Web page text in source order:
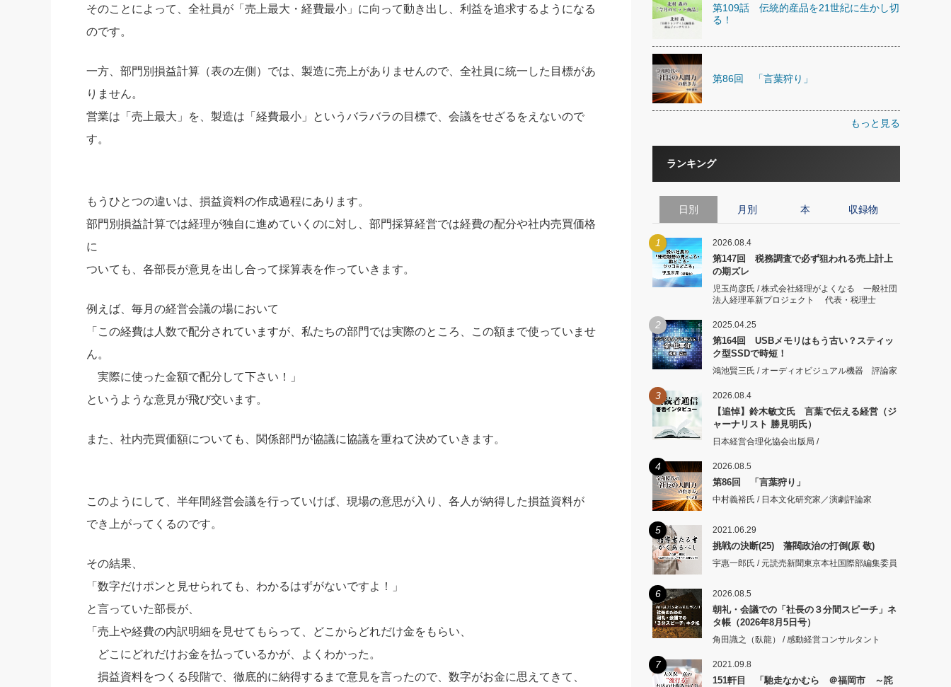
そのことによって、全社員が「売上最大・経費最小」に向って動き出し、利益を追求するようになる
のです。
一方、部門別損益計算（表の左側）では、製造に売上がありませんので、全社員に統一した目標があ
りません。
営業は「売上最大」を、製造は「経費最小」というバラバラの目標で、会議をせざるをえないので
す。
もうひとつの違いは、損益資料の作成過程にあります。
部門別損益計算では経理が独自に進めていくのに対し、部門採算経営では経費の配分や社内売買価格
に
ついても、各部長が意見を出し合って採算表を作っていきます。
例えば、毎月の経営会議の場において
「この経費は人数で配分されていますが、私たちの部門では実際のところ、この額まで使っていませ
ん。
実際に使った金額で配分して下さい！」
というような意見が飛び交います。
また、社内売買価額についても、関係部門が協議に協議を重ねて決めていきます。
このようにして、半年間経営会議を行っていけば、現場の意思が入り、各人が納得した損益資料が
でき上がってくるのです。
その結果、
「数字だけポンと見せられても、わかるはずがないですよ！」
と言っていた部長が、
「売上や経費の内訳明細を見せてもらって、どこからどれだけ金をもらい、
どこにどれだけお金を払っているかが、よくわかった。
損益資料をつくる段階で、徹底的に納得するまで意見を言ったので、数字がお金に思えてきて、
第109話 伝統的産品を21世紀に生かし切
る！
第86回 「言葉狩り」
もっと見る
ランキング
日別 月別 本 収録物
1 2026.08.4
第147回 税務調査で必ず狙われる売上計上
の期ズレ
児玉尚彦氏 / 株式会社経理がよくなる 一般社団
法人経理革新プロジェクト 代表・税理士
2 2025.04.25
第164回 USBメモリはもう古い？スティッ
ク型SSDで時短！
鴻池賢三氏 / オーディオビジュアル機器 評論家
3 2026.08.4
【追悼】鈴木敏文氏 言葉で伝える経営（ジ
ャーナリスト 勝見明氏）
日本経営合理化協会出版局 /
4 2026.08.5
第86回 「言葉狩り」
中村義裕氏 / 日本文化研究家／演劇評論家
5 2021.06.29
挑戦の決断(25) 藩閥政治の打倒(原 敬)
宇惠一郎氏 / 元読売新聞東京本社国際部編集委員
6 2026.08.5
朝礼・会議での「社長の３分間スピーチ」ネ
タ帳（2026年8月5日号）
角田識之（臥龍） / 感動経営コンサルタント
7 2021.09.8
151軒目 「馳走なかむら ＠福岡市 ～詫